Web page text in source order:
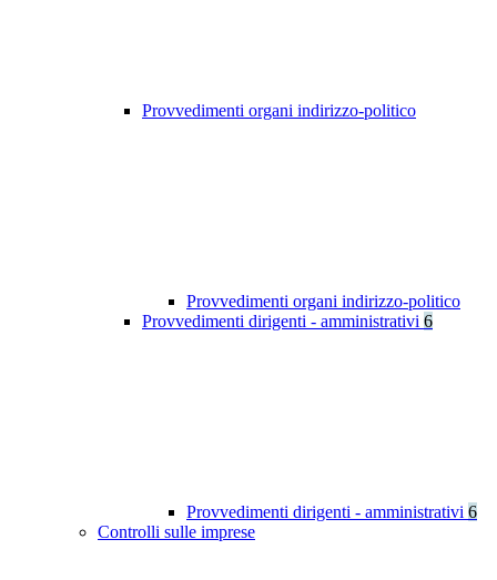
Provvedimenti organi indirizzo-politico
Provvedimenti organi indirizzo-politico
Provvedimenti dirigenti - amministrativi 6
Provvedimenti dirigenti - amministrativi 6
Controlli sulle imprese